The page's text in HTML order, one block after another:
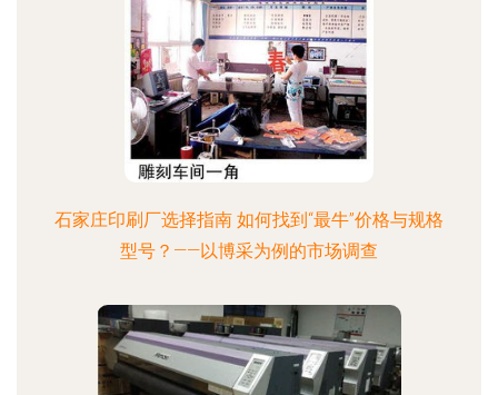
石家庄印刷厂选择指南 如何找到“最牛”价格与规格
型号？——以博采为例的市场调查